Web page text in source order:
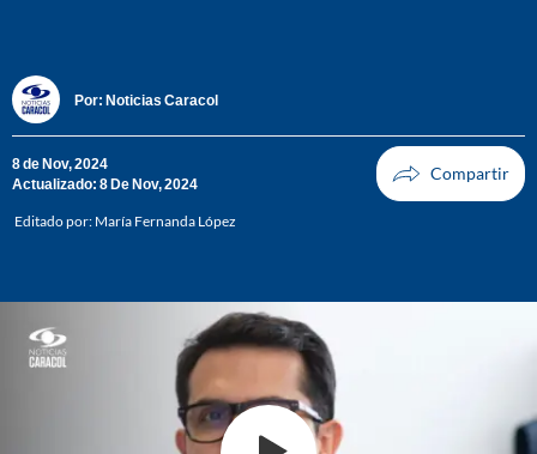
Por: Noticias Caracol
8 de Nov, 2024
Actualizado: 8 De Nov, 2024
Editado por: María Fernanda López